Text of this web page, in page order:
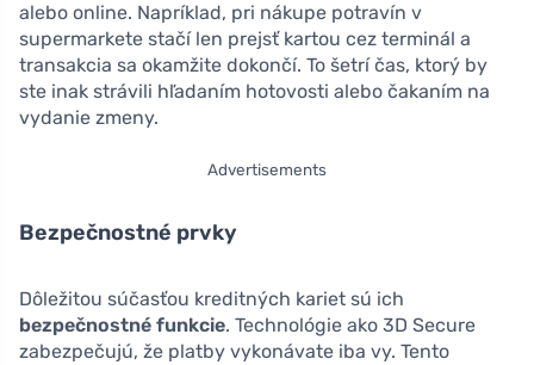
alebo online. Napríklad, pri nákupe potravín v
supermarkete stačí len prejsť kartou cez terminál a
transakcia sa okamžite dokončí. To šetrí čas, ktorý by
ste inak strávili hľadaním hotovosti alebo čakaním na
vydanie zmeny.
Advertisements
Bezpečnostné prvky
Dôležitou súčasťou kreditných kariet sú ich
bezpečnostné funkcie. Technológie ako 3D Secure
zabezpečujú, že platby vykonávate iba vy. Tento